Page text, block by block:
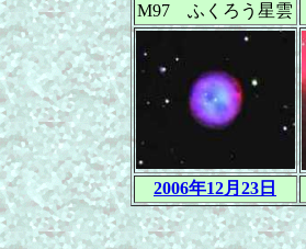
M97 ふくろう星雲
2006年12月23日